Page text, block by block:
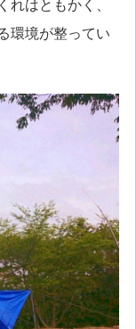
れはともかく、
環境が整ってい